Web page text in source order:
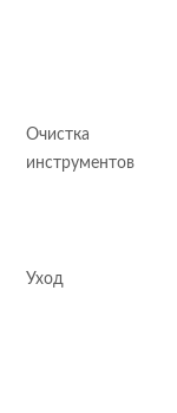
Очистка
инструментов
Уход